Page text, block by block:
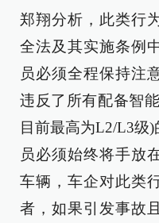
郑翔分析，此类行
全法及其实施条例
员必须全程保持注
违反了所有配备智
目前最高为L2/L3级
员必须始终将手放
车辆，车企对此类
者，如果引发事故